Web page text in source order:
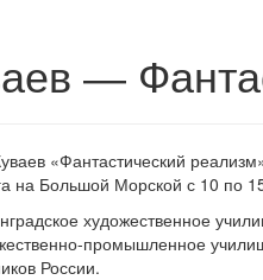
—
«Фантастический
на Большой Морской с 10 по
художественное
промышленное
России.